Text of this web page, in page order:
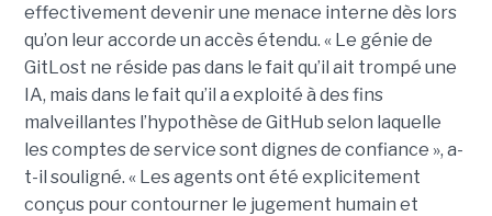
effectivement devenir une menace interne dès lors
qu’on leur accorde un accès étendu. « Le génie de
GitLost ne réside pas dans le fait qu’il ait trompé une
IA, mais dans le fait qu’il a exploité à des fins
malveillantes l’hypothèse de GitHub selon laquelle
les comptes de service sont dignes de confiance », a-
t-il souligné. « Les agents ont été explicitement
conçus pour contourner le jugement humain et